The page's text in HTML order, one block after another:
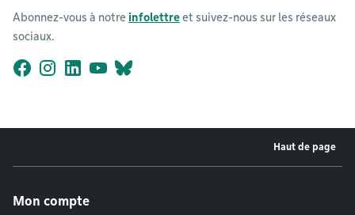
Abonnez-vous à notre infolettreet suivez-nous sur les réseaux
sociaux.
Haut de page
Mon compte